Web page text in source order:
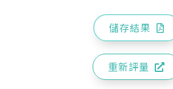
儲存結果
重新評量